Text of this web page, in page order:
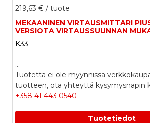
219,63 € / tuote
MEKAANINEN VIRTAUSMITTARI
VERSIOTA VIRTAUSSUUNNAN
K33
...
Tuotetta ei ole myynnissä
tuotteen, ota yhteyttä kysymysnapin
+358 41 443 0540
Tuotetiedot